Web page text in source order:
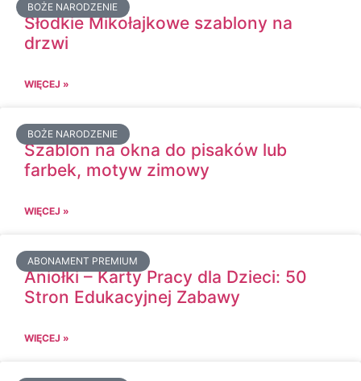
BOŻE NARODZENIE
Słodkie Mikołajkowe szablony na
drzwi
WIĘCEJ »
BOŻE NARODZENIE
Szablon na okna do pisaków lub
farbek, motyw zimowy
WIĘCEJ »
ABONAMENT PREMIUM
Aniołki – Karty Pracy dla Dzieci: 50
Stron Edukacyjnej Zabawy
WIĘCEJ »